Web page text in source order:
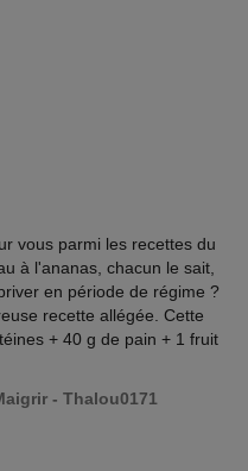
vous parmi les recettes du
à l'ananas, chacun le sait,
en période de régime ?
recette allégée. Cette
+ 40 g de pain + 1 fruit
- Thalou0171